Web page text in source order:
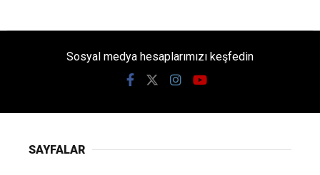
Sosyal medya hesaplarımızı keşfedin
SAYFALAR